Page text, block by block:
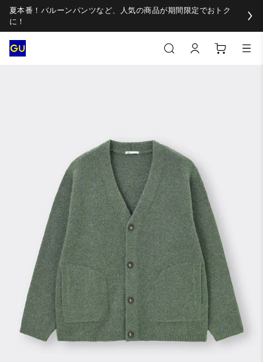
夏本番！バルーンパンツなど、人気の商品が期間限定でおトク
に！